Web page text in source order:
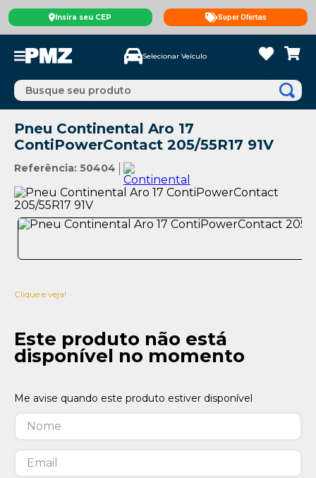
Insira seu CEP Super Ofertas
Selecionar Veículo
Busque seu produto
Pneu Continental Aro 17
ContiPowerContact 205/55R17 91V
Referência: 50404
Clique e veja!
Este produto não está
disponível no momento